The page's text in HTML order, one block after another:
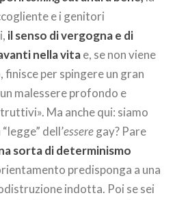
e i genitori
il senso di vergogna e di
nella vitae, se non viene
per spingere un gran
malessere profondo e
Ma anche qui: siamo
dell’esseregay? Pare
sorta di determinismo
predisponga a una
indotta. Poi se sei